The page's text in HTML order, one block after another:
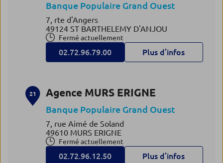
Banque Populaire Grand Ouest
7, rte d'Angers
49124 ST BARTHELEMY D'ANJOU
Fermé actuellement
02.72.96.79.00 Plus d’infos
21 Agence MURS ERIGNE
Banque Populaire Grand Ouest
7, rue Aimé de Soland
49610 MURS ERIGNE
Fermé actuellement
02.72.96.12.50 Plus d’infos